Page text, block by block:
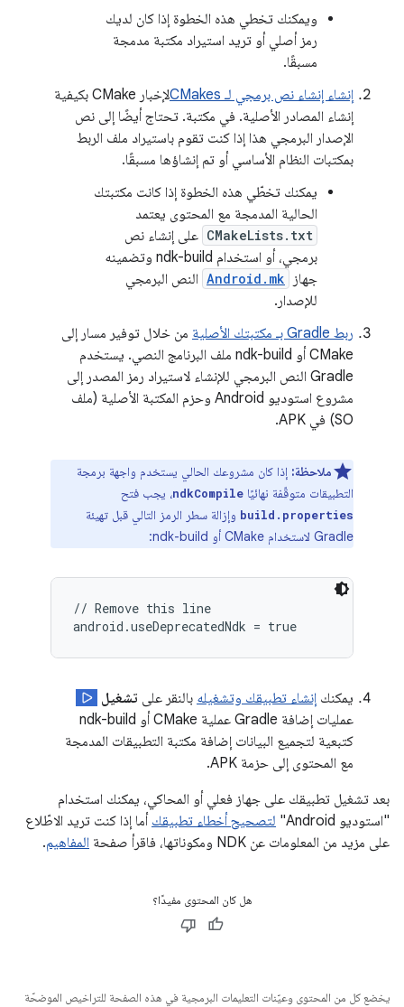
ويمكنك تخطي هذه الخطوة إذا كان لديك
رمز أصلي أو تريد استيراد مكتبة مدمجة
مسبقًا.
إنشاء إنشاء نص برمجي لـ CMakes
لإخبار CMake بكيفية
إنشاء المصادر الأصلية. في مكتبة. تحتاج أيضًا إلى نص
الإصدار البرمجي هذا إذا كنت تقوم باستيراد ملف الربط
بمكتبات النظام الأساسي أو تم إنشاؤها مسبقًا.
يمكنك تخطّي هذه الخطوة إذا كانت مكتبتك
الحالية المدمجة مع المحتوى يعتمد
CMakeLists.txt على إنشاء نص
برمجي، أو استخدام ndk-build وتضمينه
جهاز
Android.mk النص البرمجي
للإصدار.
ربط Gradle بـ مكتبتك الأصلية
من خلال توفير مسار إلى
CMake أو ndk-build ملف البرنامج النصي. يستخدم
Gradle النص البرمجي للإنشاء لاستيراد رمز المصدر إلى
مشروع استوديو Android وحزم المكتبة الأصلية (ملف
SO) في APK.
ملاحظة: إذا كان مشروعك الحالي يستخدم واجهة برمجة
التطبيقات متوقّفة نهائيًا ndkCompile، يجب فتح
build.properties وإزالة سطر الرمز التالي قبل تهيئة
Gradle لاستخدام CMake أو ndk-build:
// Remove this line
يمكنك إنشاء تطبيقك وتشغيله بالنقر على تشغيل
عمليات إضافة Gradle عملية CMake أو ndk-build
كتبعية لتجميع البيانات إضافة مكتبة التطبيقات المدمجة
مع المحتوى إلى حزمة APK.
بعد تشغيل تطبيقك على جهاز فعلي أو المحاكي، يمكنك استخدام
"استوديو Android"
لتصحيح أخطاء تطبيقك أما إذا كنت تريد الاطّلاع
على مزيد من المعلومات عن NDK ومكوناتها، فاقرأ صفحة
المفاهيم.
هل كان المحتوى مفيدًا؟
يخضع كل من المحتوى وعيّنات التعليمات البرمجية في هذه الصفحة للتراخيص الموضحّة